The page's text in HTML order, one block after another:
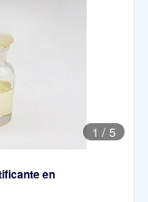
1 / 5
en